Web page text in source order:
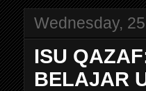
Wednesday,
ISU
BELAJAR